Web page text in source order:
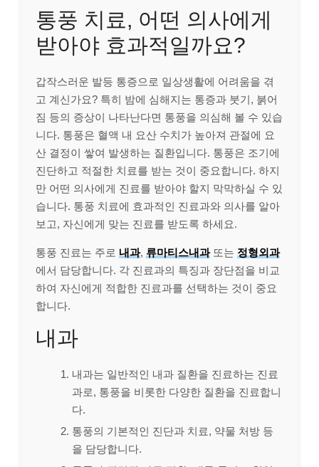
통풍 치료, 어떤 의사에게
받아야 효과적일까요?
갑작스러운 발등 통증으로 일상생활에 어려움을 겪
고 계신가요? 특히 밤에 심해지는 통증과 붓기, 붉어
짐 등의 증상이 나타난다면 통풍을 의심해 볼 수 있습
니다. 통풍은 혈액 내 요산 수치가 높아져 관절에 요
산 결정이 쌓여 발생하는 질환입니다. 통풍은 조기에
진단하고 적절한 치료를 받는 것이 중요합니다. 하지
만 어떤 의사에게 진료를 받아야 할지 막막하실 수 있
습니다. 통풍 치료에 효과적인 진료과와 의사를 알아
보고, 자신에게 맞는 진료를 받도록 하세요.
통풍 진료는 주로 내과, 류마티스내과또는 정형외과
에서 담당합니다. 각 진료과의 특징과 장단점을 비교
하여 자신에게 적합한 진료과를 선택하는 것이 중요
합니다.
내과
내과는 일반적인 내과 질환을 진료하는 진료
과로, 통풍을 비롯한 다양한 질환을 진료합니
다.
통풍의 기본적인 진단과 치료, 약물 처방 등
을 담당합니다.